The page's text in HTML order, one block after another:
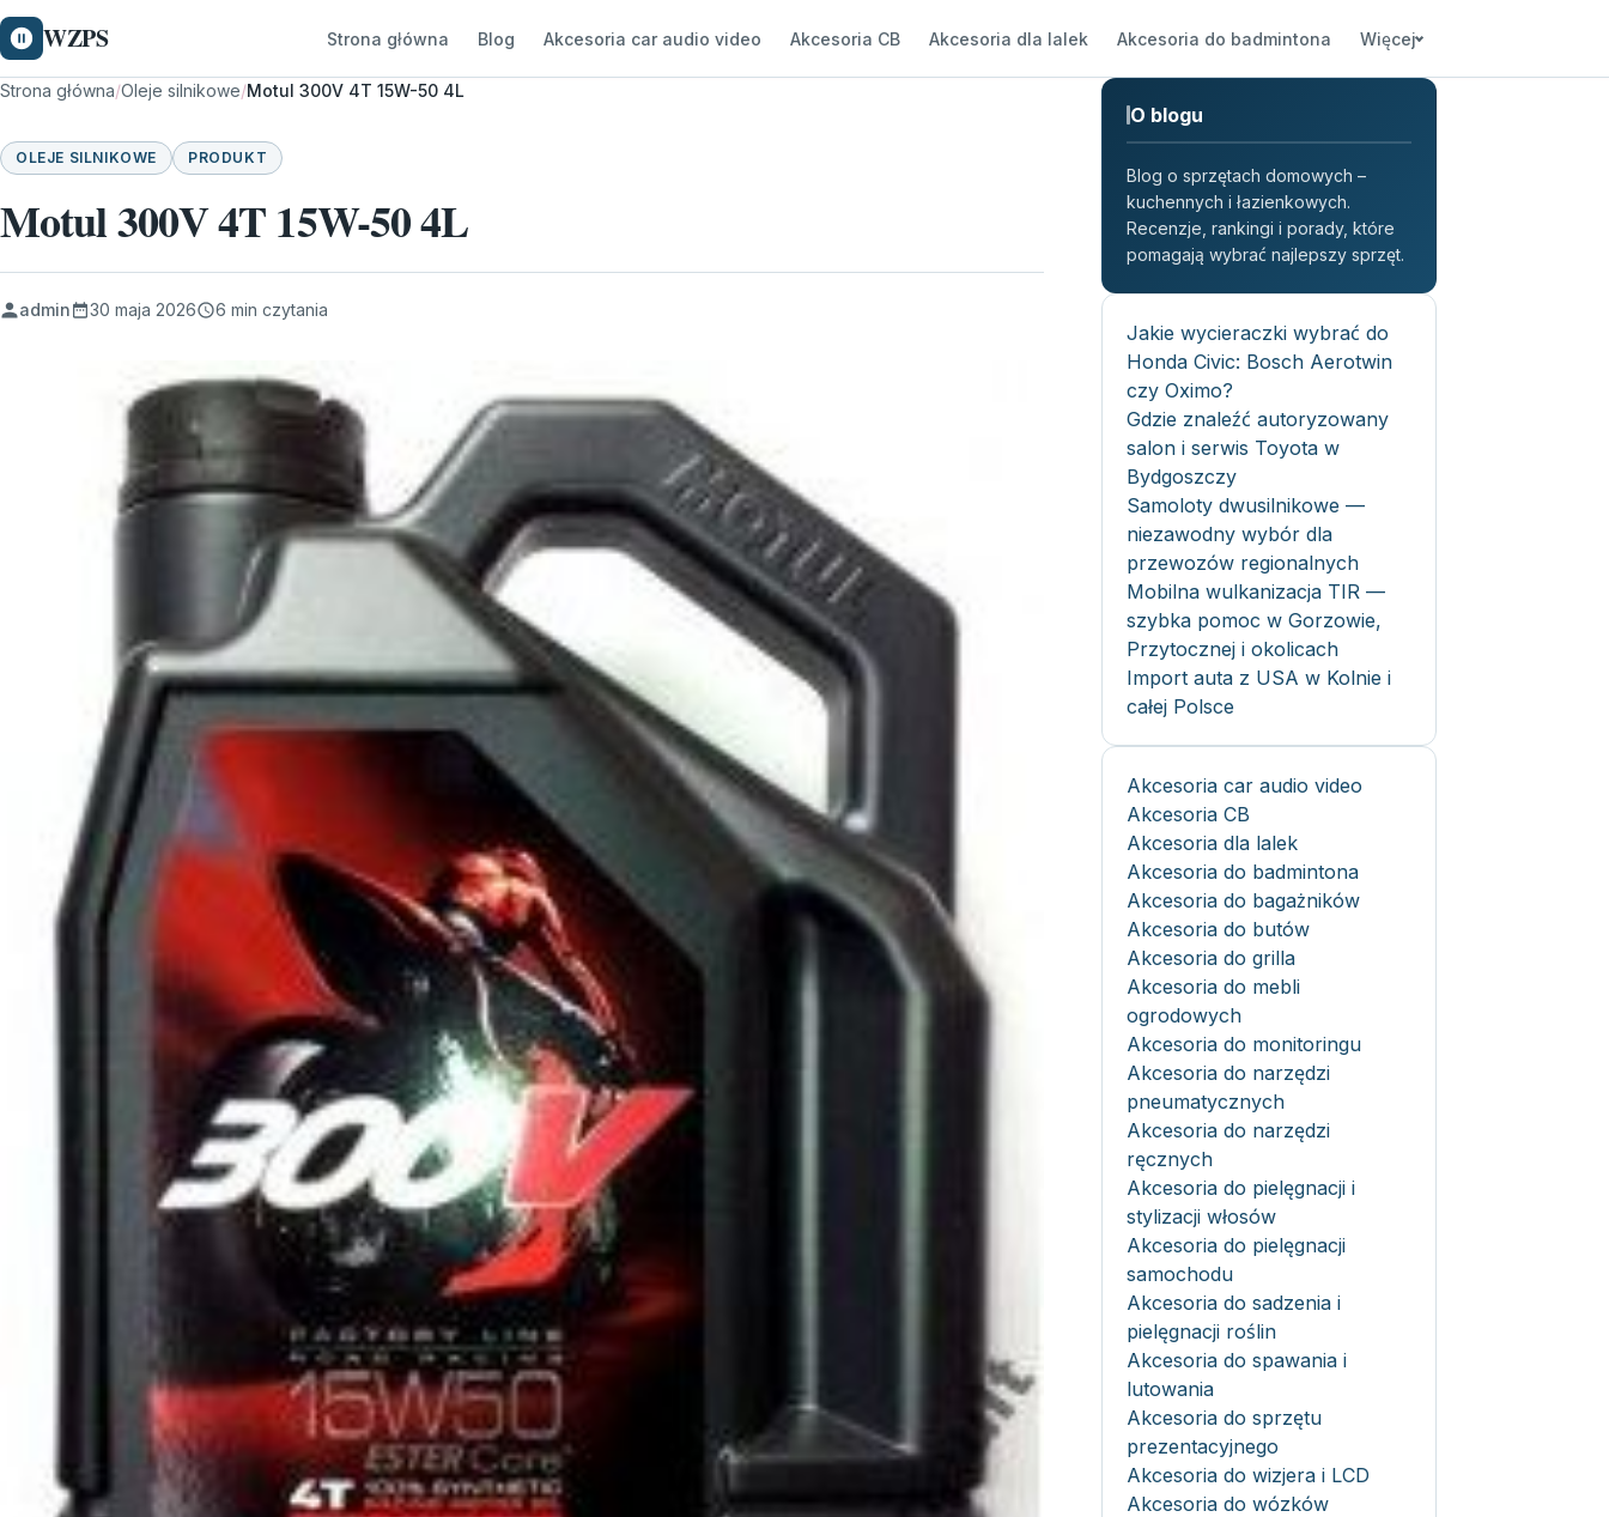
WZPS Strona główna Blog Akcesoria car audio video Akcesoria CB Akcesoria dla lalek Akcesoria do badmintona Więcej
Strona główna/Oleje silnikowe/Motul 300V 4T 15W-50 4L
OLEJE SILNIKOWE PRODUKT
Motul 300V 4T 15W-50 4L
admin 30 maja 2026 6 min czytania
O blogu
Blog o sprzętach domowych –
kuchennych i łazienkowych.
Recenzje, rankingi i porady, które
pomagają wybrać najlepszy sprzęt.
Jakie wycieraczki wybrać do
Honda Civic: Bosch Aerotwin
czy Oximo?
Gdzie znaleźć autoryzowany
salon i serwis Toyota w
Bydgoszczy
Samoloty dwusilnikowe —
niezawodny wybór dla
przewozów regionalnych
Mobilna wulkanizacja TIR —
szybka pomoc w Gorzowie,
Przytocznej i okolicach
Import auta z USA w Kolnie i
całej Polsce
Akcesoria car audio video
Akcesoria CB
Akcesoria dla lalek
Akcesoria do badmintona
Akcesoria do bagażników
Akcesoria do butów
Akcesoria do grilla
Akcesoria do mebli
ogrodowych
Akcesoria do monitoringu
Akcesoria do narzędzi
pneumatycznych
Akcesoria do narzędzi
ręcznych
Akcesoria do pielęgnacji i
stylizacji włosów
Akcesoria do pielęgnacji
samochodu
Akcesoria do sadzenia i
pielęgnacji roślin
Akcesoria do spawania i
lutowania
Akcesoria do sprzętu
prezentacyjnego
Akcesoria do wizjera i LCD
Akcesoria do wózków